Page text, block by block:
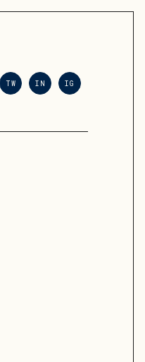
TW IN IG